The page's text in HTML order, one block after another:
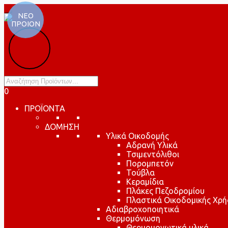
Products
search
0
ΠΡΟΪΟΝΤΑ
ΔΟΜΗΣΗ
Υλικά Οικοδομής
Αδρανή Υλικά
Τσιμεντόλιθοι
Πορομπετόν
Τούβλα
Κεραμίδια
Πλάκες Πεζοδρομίου
Πλαστικά Οικοδομικής
Αδιαβροχοποιητικά
Θερμομόνωση
ΝΕΟ
ΠΡΟΙΟΝ